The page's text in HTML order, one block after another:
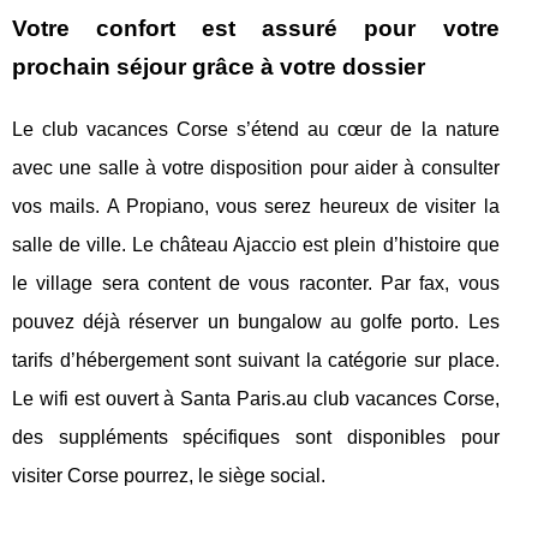
Votre confort est assuré pour votre
prochain séjour grâce à votre dossier
Le club vacances Corse s’étend au cœur de la nature
avec une salle à votre disposition pour aider à consulter
vos mails. A Propiano, vous serez heureux de visiter la
salle de ville. Le château Ajaccio est plein d’histoire que
le village sera content de vous raconter. Par fax, vous
pouvez déjà réserver un bungalow au golfe porto. Les
tarifs d’hébergement sont suivant la catégorie sur place.
Le wifi est ouvert à Santa Paris.au club vacances Corse,
des suppléments spécifiques sont disponibles pour
visiter Corse pourrez, le siège social.